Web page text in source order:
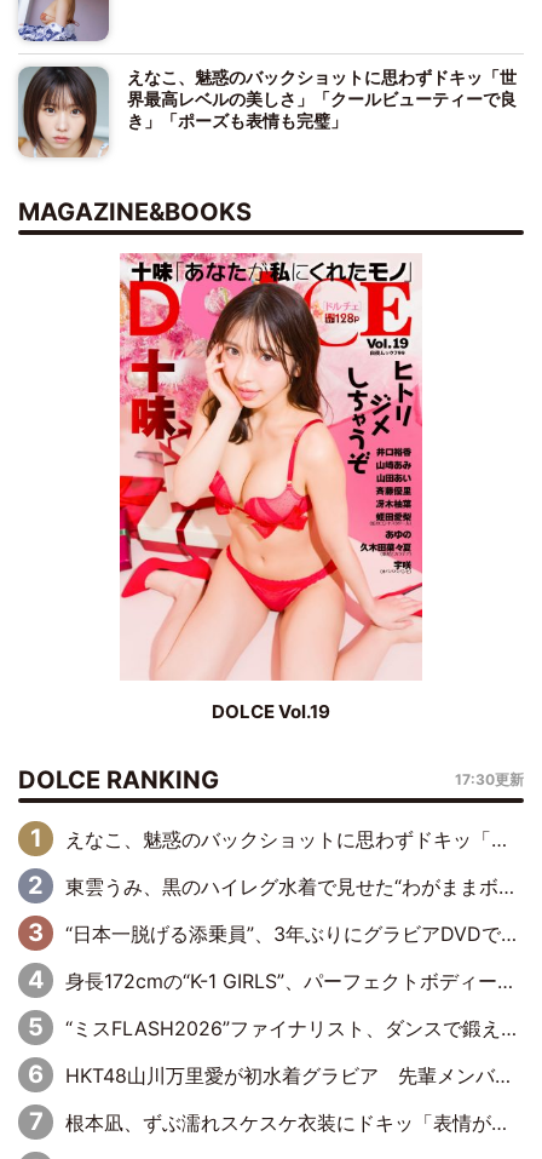
えなこ、魅惑のバックショットに思わずドキッ「世
界最高レベルの美しさ」「クールビューティーで良
き」「ポーズも表情も完璧」
MAGAZINE&BOOKS
DOLCE Vol.19
DOLCE RANKING 17:30更新
えなこ、魅惑のバックショットに思わずドキッ「世界最高レベルの美しさ」「クールビューティーで良き」「ポーズも表情も完璧」
東雲うみ、黒のハイレグ水着で見せた“わがままボディ”がたまらない「うみちゃんカワイイ」「全てがステキな女神さま」「魅力的です」
“日本一脱げる添乗員”、3年ぶりにグラビアDVDで復活 31歳の艶やかな表情がさえわたる
身長172cmの“K-1 GIRLS”、パーフェクトボディーでグラビアDVDデビュー
“ミスFLASH2026”ファイナリスト、ダンスで鍛え上げた健康的な美ボディー披露
HKT48山川万里愛が初水着グラビア 先輩メンバーも思わず“ガン見”した新たな魅力
根本凪、ずぶ濡れスケスケ衣装にドキッ「表情が良過ぎる」「ねもちゃんの眼差しにドキドキが止まらない」